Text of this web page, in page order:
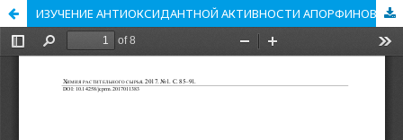
ИЗУЧЕНИЕ АНТИОКСИДАНТНОЙ АКТИВНОСТИ АПОРФИНОВОГО АЛКАЛОИДА ГЛАУЦИНА И ПОЛУЧЕННОГО В СУБКРИТИЧЕСКОЙ ВОДЕ ФЕНАНТРЕНОВОГО АЛКАЛОИДА ДЕС-ГЛАУЦИНА